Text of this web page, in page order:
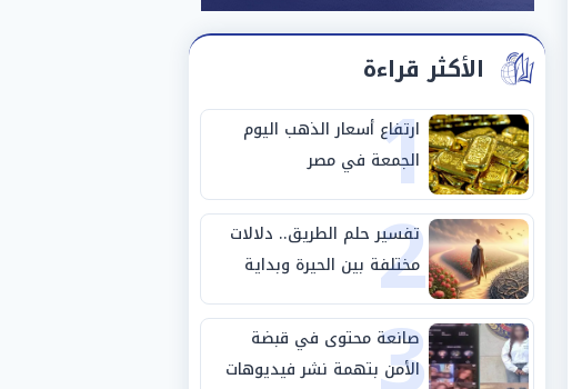
الأكثر قراءة
1
ارتفاع أسعار الذهب اليوم
الجمعة في مصر
2
تفسير حلم الطريق.. دلالات
مختلفة بين الحيرة وبداية
مرحلة جديدة
صانعة محتوى في قبضة
الأمن بتهمة نشر فيديوهات